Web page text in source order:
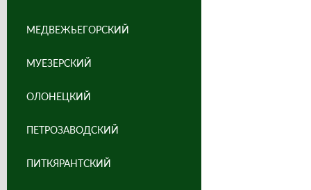
МЕДВЕЖЬЕГОРСКИЙ
МУЕЗЕРСКИЙ
ОЛОНЕЦКИЙ
ПЕТРОЗАВОДСКИЙ
ПИТКЯРАНТСКИЙ